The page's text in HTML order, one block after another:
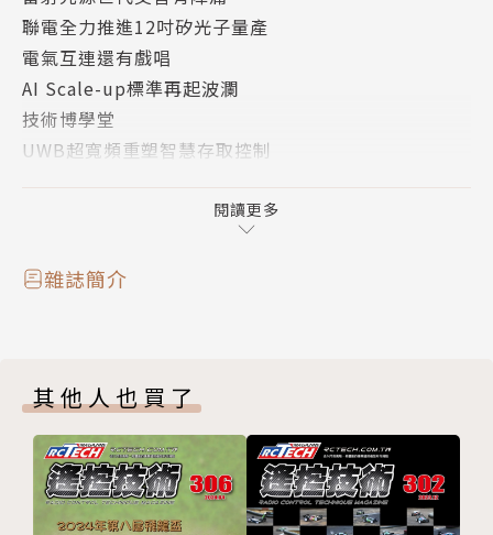
聯電全力推進12吋矽光子量產
電氣互連還有戲唱
AI Scale-up標準再起波瀾
技術博學堂
UWB超寬頻重塑智慧存取控制
3D雙目相機自動校正不走鐘
放大器架構與應用需求好速配
6G將成AI時代網路基建
產品搶鮮報
產業即時通
廣告索引
閱讀更多
雜誌簡介
其他人也買了